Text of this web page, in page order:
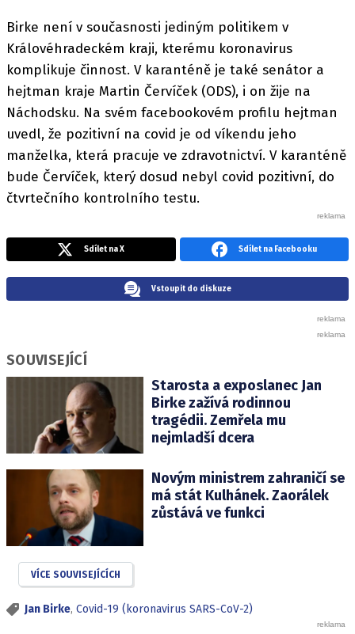
Birke není v současnosti jediným politikem v
Královéhradeckém kraji, kterému koronavirus
komplikuje činnost. V karanténě je také senátor a
hejtman kraje Martin Červíček (ODS), i on žije na
Náchodsku. Na svém facebookovém profilu hejtman
uvedl, že pozitivní na covid je od víkendu jeho
manželka, která pracuje ve zdravotnictví. V karanténě
bude Červíček, který dosud nebyl covid pozitivní, do
čtvrtečního kontrolního testu.
Sdílet na X Sdílet na Facebooku
Vstoupit do diskuze
SOUVISEJÍCÍ
Starosta a exposlanec Jan
Birke zažívá rodinnou
tragédii. Zemřela mu
nejmladší dcera
Novým ministrem zahraničí se
má stát Kulhánek. Zaorálek
zůstává ve funkci
VÍCE SOUVISEJÍCÍCH
Jan Birke, Covid-19 (koronavirus SARS-CoV-2)